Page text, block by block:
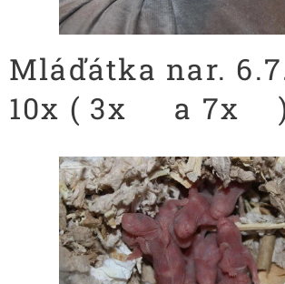
Mláďátka nar.
10x ( 3x♂️ a